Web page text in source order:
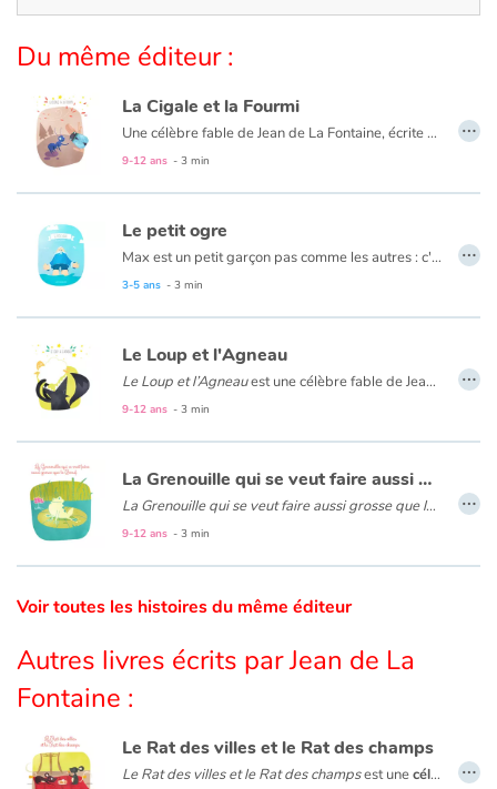
À l'école
Fêtes et évènements
Amour et amitié
Émotions et sentiments
Formats et illustrations
Catalogue anglais
Contraste +
Aide
Accueil
Famille
Écoles
Médiathèques
Vidéos & Tutoriaux
Du même éditeur :
La Cigale et la Fourmi
Une célèbre fable de Jean de La Fontaine, écrite en 1668. C'est le 31 mars que Jean de La Fontaine fait paraitre son premier ouvrage : « Les Fables Choisies ».
9-12 ans - 3 min
…
Le petit ogre
Max est un petit garçon pas comme les autres : c'est un ogre qui habite Paris. Quand l'été arrive et que la capitate est vidée de ses habitants, il peut enfin donner libre cours à ses moindres folies ! Il aime faire des chateaux de sables gigantesques dans les jardins de Tuileries, le périphérique devient un circuit géant pour ses voitures téléguidées, bref son imagination n'a pas de limites !
3-5 ans - 3 min
…
Le Loup et l'Agneau
Le Loup et l’Agneauest une célèbre fable de Jean de La Fontaine qui conte l’histoire d’un loup affamé et d’un agneau qui cherche à se désaltérer. La fabuliste critique ici la justice comme symbole de la violence et de la force : « La raison du plus fort est toujours la meilleure ».
9-12 ans - 3 min
…
La Grenouille qui se veut faire aussi grosse que le Bœuf
La Grenouille qui se veut faire aussi grosse que le Bœuf
9-12 ans - 3 min
…
Voir toutes les histoires du même éditeur
Autres livres écrits par Jean de La
Fontaine :
Le Rat des villes et le Rat des champs
Le Rat des villes et le Rat des champsest unecélèbre fable de Jean de La Fontaine …